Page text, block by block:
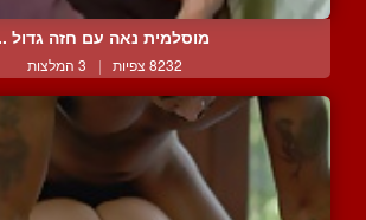
מוסלמית נאה עם חזה גדול
8232 צפיות | 3 המלצות